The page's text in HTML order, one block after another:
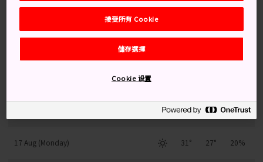
31° 26° 20%
17 Aug (Monday) 31° 27° 20%
接受所有 Cookie
儲存選擇
Cookie 设置